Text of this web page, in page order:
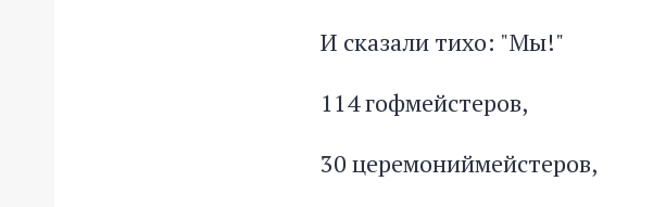
И сказали тихо: "Мы!"
114 гофмейстеров,
30 церемониймейстеров,